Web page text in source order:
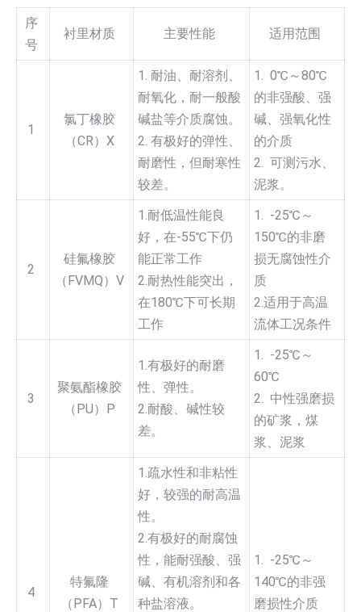
序
号
衬里材质 主要性能 适用范围
1
氯丁橡胶
（CR）X
1. 耐油、耐溶剂、
耐氧化，耐一般酸
碱盐等介质腐蚀。
2. 有极好的弹性、
耐磨性，但耐寒性
较差。
1. 0℃～80℃
的非强酸、强
碱、强氧化性
的介质
2. 可测污水、
泥浆。
2
硅氟橡胶
（FVMQ）V
1.耐低温性能良
好，在-55℃下仍
能正常工作
2.耐热性能突出，
在180℃下可长期
工作
1. -25℃～
150℃的非磨
损无腐蚀性介
质
2.适用于高温
流体工况条件
3
聚氨酯橡胶
（PU）P
1.有极好的耐磨
性、弹性。
2.耐酸、碱性较
差。
1. -25℃～
60℃
2. 中性强磨损
的矿浆，煤
浆、泥浆
4
特氟隆
（PFA）T
1.疏水性和非粘性
好，较强的耐高温
性。
2.有极好的耐腐蚀
性，能耐强酸、强
碱、有机溶剂和各
种盐溶液。
1. -25℃～
140℃的非强
磨损性介质